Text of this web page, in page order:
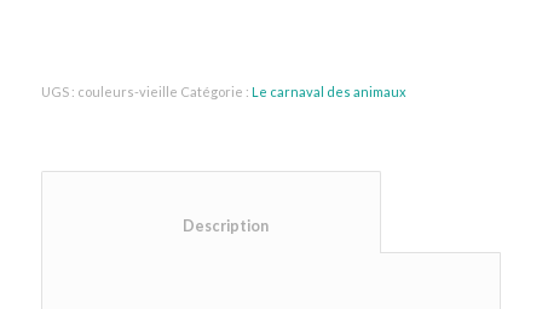
UGS : couleurs-vieille Catégorie : Le carnaval des animaux
						Description